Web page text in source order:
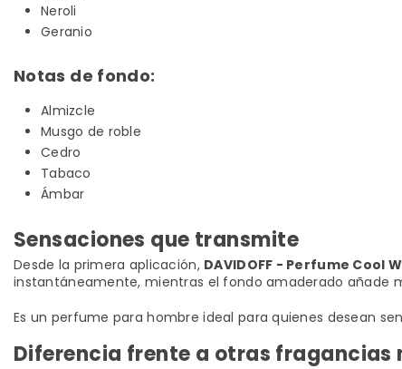
Neroli
Geranio
Notas de fondo:
Almizcle
Musgo de roble
Cedro
Tabaco
Ámbar
Sensaciones que transmite
Desde la primera aplicación, DAVIDOFF - Perfume Cool
instantáneamente, mientras el fondo amaderado añade
Es un perfume para hombre ideal para quienes desean
Diferencia frente a otras fragancias